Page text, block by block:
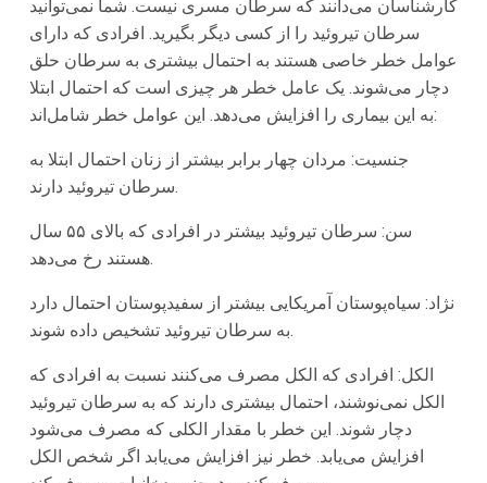
کارشناسان می‌دانند که سرطان مسری نیست. شما نمی‌توانید
سرطان تیروئید را از کسی دیگر بگیرید. افرادی که دارای
عوامل خطر خاصی هستند به احتمال بیشتری به سرطان حلق
دچار می‌شوند. یک عامل خطر هر چیزی است که احتمال ابتلا
به این بیماری را افزایش می‌دهد. این عوامل خطر شامل‌اند:
جنسیت: مردان چهار برابر بیشتر از زنان احتمال ابتلا به
سرطان تیروئید دارند.
سن: سرطان تیروئید بیشتر در افرادی که بالای ۵۵ سال
هستند رخ می‌دهد.
نژاد: سیاه‌پوستان آمریکایی بیشتر از سفیدپوستان احتمال دارد
به سرطان تیروئید تشخیص داده شوند.
الکل: افرادی که الکل مصرف می‌کنند نسبت به افرادی که
الکل نمی‌نوشند، احتمال بیشتری دارند که به سرطان تیروئید
دچار شوند. این خطر با مقدار الکلی که مصرف می‌شود
افزایش می‌یابد. خطر نیز افزایش می‌یابد اگر شخص الکل